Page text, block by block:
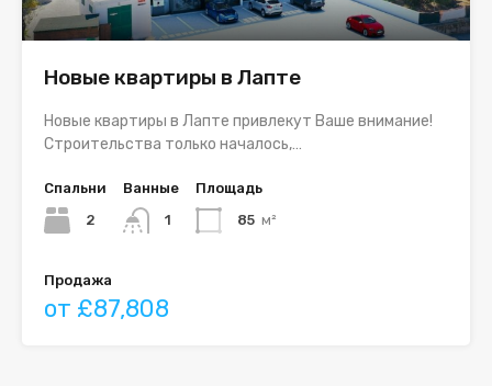
Новые квартиры в Лапте
Новые квартиры в Лапте привлекут Ваше внимание!
Строительства только началось,…
Спальни
2
Ванные
1
Площадь
85 м²
Продажа
от £87,808